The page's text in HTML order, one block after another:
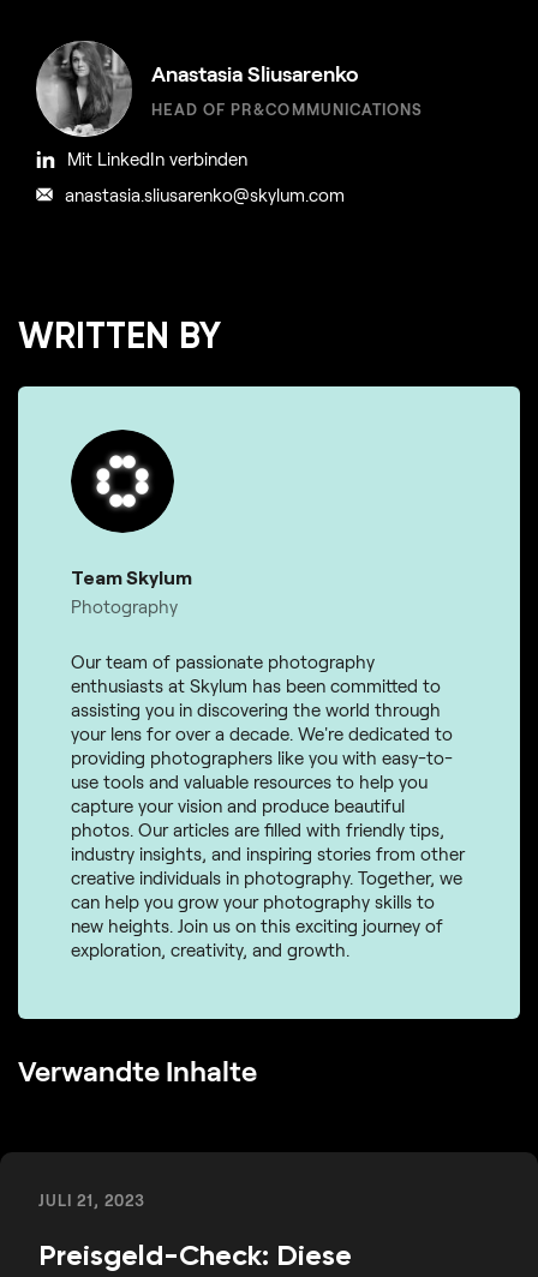
Anastasia Sliusarenko
HEAD OF PR&COMMUNICATIONS
Mit LinkedIn verbinden
anastasia.sliusarenko@skylum.com
WRITTEN BY
Team Skylum
Photography
Our team of passionate photography
enthusiasts at Skylum has been committed to
assisting you in discovering the world through
your lens for over a decade. We're dedicated to
providing photographers like you with easy-to-
use tools and valuable resources to help you
capture your vision and produce beautiful
photos. Our articles are filled with friendly tips,
industry insights, and inspiring stories from other
creative individuals in photography. Together, we
can help you grow your photography skills to
new heights. Join us on this exciting journey of
exploration, creativity, and growth.
Verwandte Inhalte
JULI 21, 2023
Preisgeld-Check: Diese